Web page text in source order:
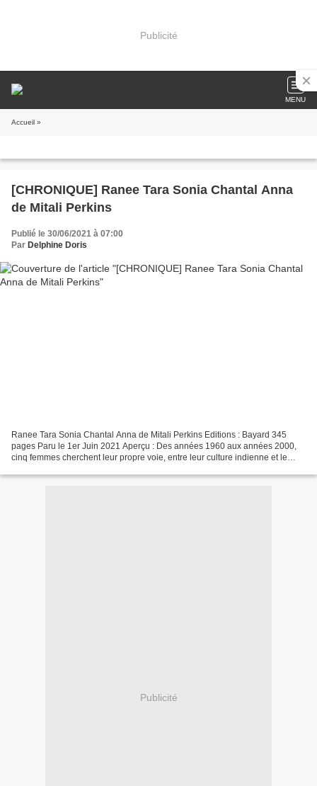
Publicité
MENU
Accueil »
[CHRONIQUE] Ranee Tara Sonia Chantal Anna
de Mitali Perkins
Publié le 30/06/2021 à 07:00
Par Delphine Doris
Ranee Tara Sonia Chantal Anna de Mitali Perkins Editions : Bayard 345
pages Paru le 1er Juin 2021 Aperçu : Des années 1960 aux années 2000,
cinq femmes cherchent leur propre voie, entre leur culture indienne et le
Publicité